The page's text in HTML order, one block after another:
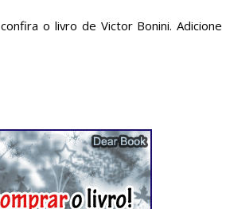
o livro de Victor Bonini.Adicione